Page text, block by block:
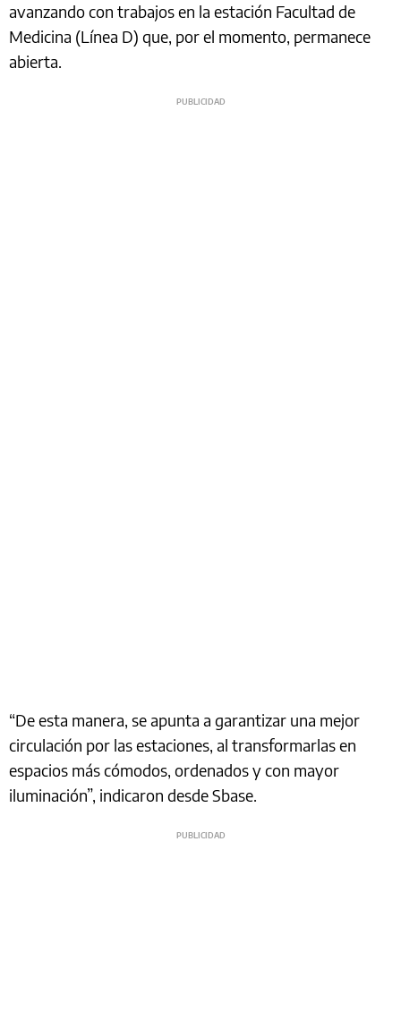
avanzando con trabajos en la estación Facultad de
Medicina (Línea D) que, por el momento, permanece
abierta.
“De esta manera, se apunta a garantizar una mejor
circulación por las estaciones, al transformarlas en
espacios más cómodos, ordenados y con mayor
iluminación”, indicaron desde Sbase.